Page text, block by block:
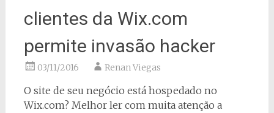
clientes da Wix.com
permite invasão hacker
03/11/2016 Renan Viegas
O site de seu negócio está hospedado no
Wix.com? Melhor ler com muita atenção a